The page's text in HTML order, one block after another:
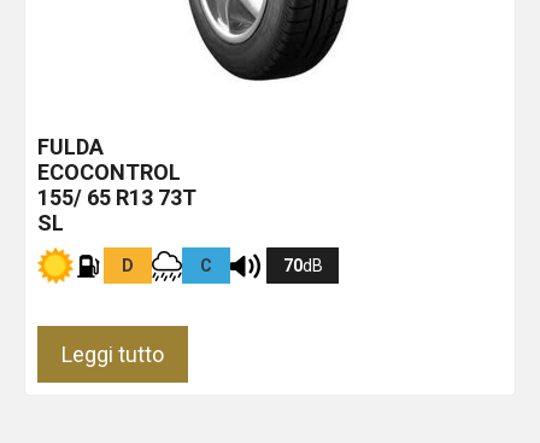
FULDA
ECOCONTROL
155/ 65 R13 73T
SL
D C 70dB
Leggi tutto